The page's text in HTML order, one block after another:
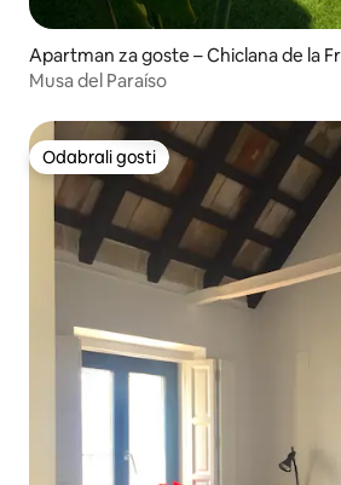
Apartman za goste – Chiclana de la
Musa del Paraíso
Odabrali gosti
Odabrali gosti